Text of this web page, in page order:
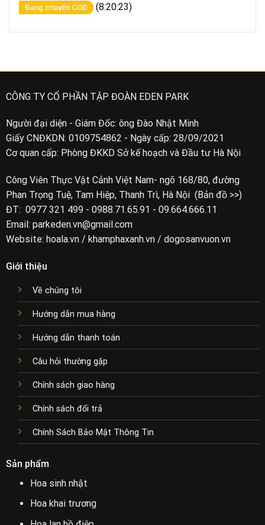
Đang chuyển COD (8:20:23)
CÔNG TY CỔ PHẦN TẬP ĐOÀN EDEN PARK
Người đại diện - Giám Đốc: ông Đào Nhật Minh
Giấy CNĐKDN: 0109754862 - Ngày cấp: 28/09/2021
Cơ quan cấp: Phòng ĐKKD Sở kế hoạch và Đầu tư Hà Nội
Công Viên Thực Vật Cảnh Việt Nam- ngõ 168/80, đường
Phan Trọng Tuệ, Tam Hiệp, Thanh Trì, Hà Nội (Bản đồ >>)
ĐT: 0977 321 499 - 0988.71.65.91 - 09.664.666.11
Email: parkeden.vn@gmail.com
Website: hoala.vn / khamphaxanh.vn / dogosanvuon.vn
Giới thiệu
Về chúng tôi
Hướng dẫn mua hàng
Hướng dẫn thanh toán
Câu hỏi thường gặp
Chính sách giao hàng
Chính sách đổi trả
Chính Sách Bảo Mật Thông Tin
Sản phẩm
Hoa sinh nhật
Hoa khai trương